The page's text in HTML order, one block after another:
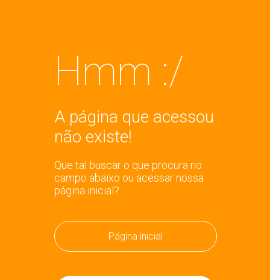
Hmm :/
A página que acessou
não existe!
Que tal buscar o que procura no
campo abaixo ou acessar nossa
página inicial?
Página inicial